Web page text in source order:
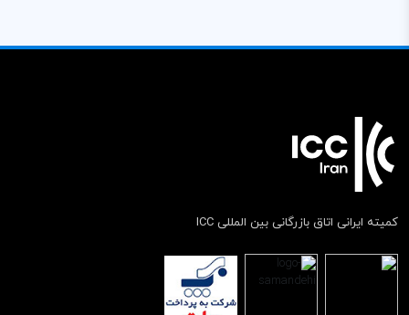
کمیته ایرانی اتاق بازرگانی بین المللی ICC